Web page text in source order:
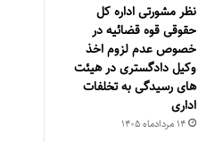
نظر مشورتی اداره کل
حقوقی قوه قضائیه در
خصوص عدم لزوم اخذ
وکیل دادگستری در هیئت
های رسیدگی به تخلفات
اداری
۱۴ مرداد‌ماه ۱۴۰۵